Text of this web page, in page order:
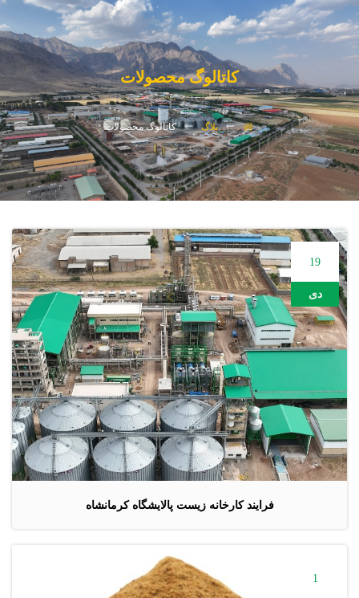
کاتالوگ محصولات
بلاگ کاتالوگ محصولات
فرایند کارخانه زیست پالایشگاه کرمانشاه
19
دی
1